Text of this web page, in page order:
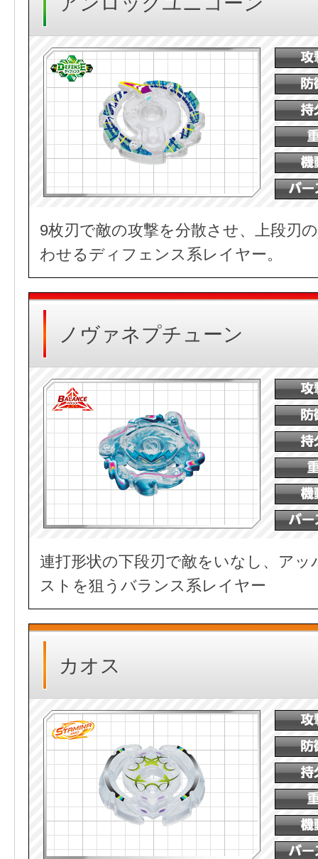
9枚刃で敵の攻撃を分散させ、上段刃
わせるディフェンス系レイヤー。
ノヴァネプチューン
連打形状の下段刃で敵をいなし、アッ
ストを狙うバランス系レイヤー
カオス